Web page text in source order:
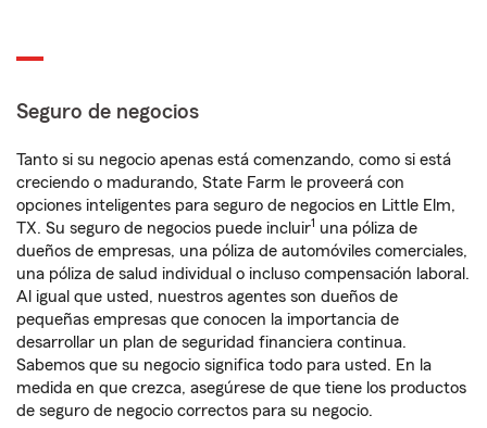
Seguro de negocios
Tanto si su negocio apenas está comenzando, como si está
creciendo o madurando, State Farm le proveerá con
opciones inteligentes para seguro de negocios en Little Elm,
TX. Su seguro de negocios puede incluir1 una póliza de
dueños de empresas, una póliza de automóviles comerciales,
una póliza de salud individual o incluso compensación laboral.
Al igual que usted, nuestros agentes son dueños de
pequeñas empresas que conocen la importancia de
desarrollar un plan de seguridad financiera continua.
Sabemos que su negocio significa todo para usted. En la
medida en que crezca, asegúrese de que tiene los productos
de seguro de negocio correctos para su negocio.